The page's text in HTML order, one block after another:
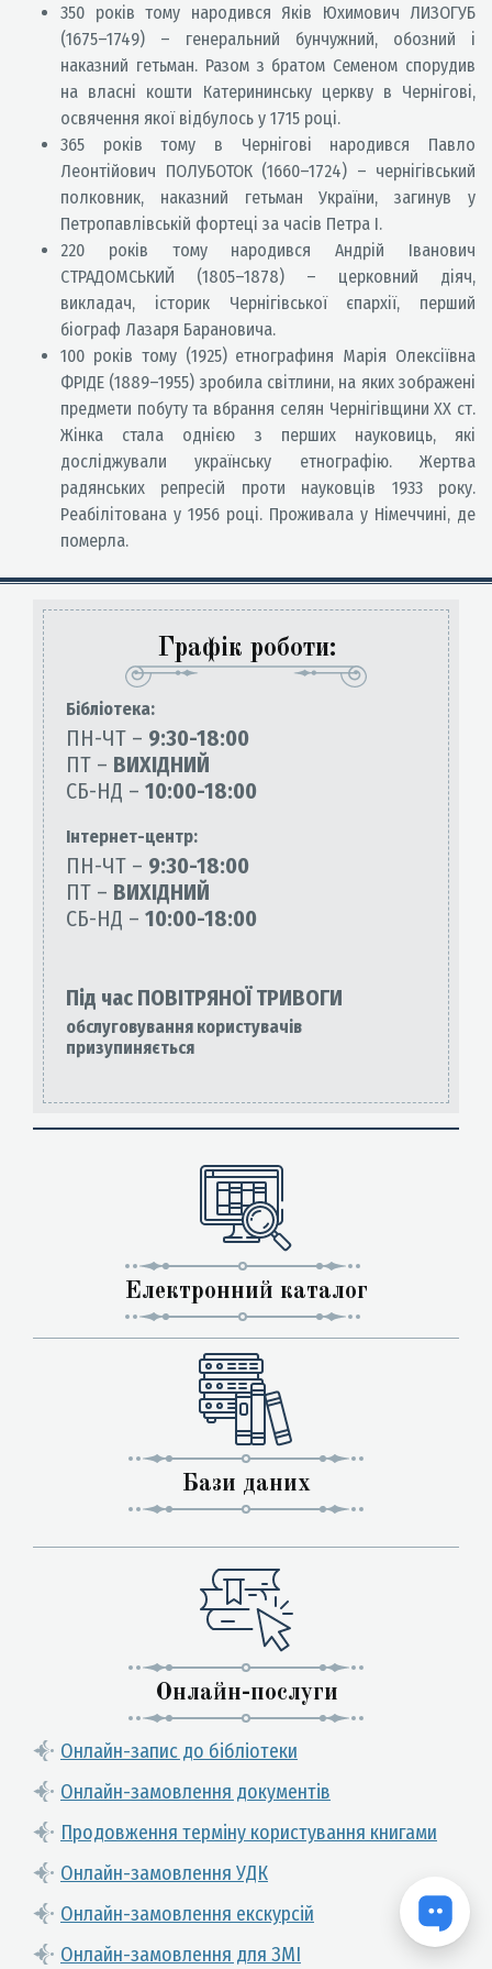
350 років тому народився Яків Юхимович ЛИЗОГУБ
(1675–1749) – генеральний бунчужний, обозний і
наказний гетьман. Разом з братом Семеном спорудив
на власні кошти Катерининську церкву в Чернігові,
освячення якої відбулось у 1715 році.
365 років тому в Чернігові народився Павло
Леонтійович ПОЛУБОТОК (1660–1724) – чернігівський
полковник, наказний гетьман України, загинув у
Петропавлівській фортеці за часів Петра І.
220 років тому народився Андрій Іванович
СТРАДОМСЬКИЙ (1805–1878) – церковний діяч,
викладач, історик Чернігівської єпархії, перший
біограф Лазаря Барановича.
100 років тому (1925) етнографиня Марія Олексіївна
ФРІДЕ (1889–1955) зробила світлини, на яких зображені
предмети побуту та вбрання селян Чернігівщини ХХ ст.
Жінка стала однією з перших науковиць, які
досліджували українську етнографію. Жертва
радянських репресій проти науковців 1933 року.
Реабілітована у 1956 році. Проживала у Німеччині, де
померла.
Графік роботи:
Бiблiотека:
ПН-ЧТ – 9:30-18:00
ПТ – ВИХІДНИЙ
СБ-НД – 10:00-18:00
Інтернет-центр:
ПН-ЧТ – 9:30-18:00
ПТ – ВИХІДНИЙ
СБ-НД – 10:00-18:00
Під час ПОВІТРЯНОЇ ТРИВОГИ
обслуговування користувачів
призупиняється
Електронний каталог
Бази даних
Онлайн-послуги
Онлайн-запис до бібліотеки
Онлайн-замовлення документів
Продовження терміну користування книгами
Онлайн-замовлення УДК
Онлайн-замовлення екскурсій
Онлайн-замовлення для ЗМІ